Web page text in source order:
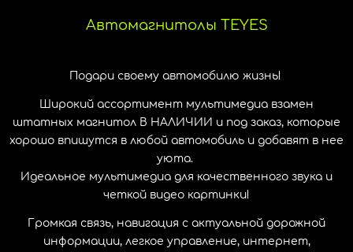
Автомагнитолы TEYES
Подари своему автомобилю жизнь!
Широкий ассортимент мультимедиа взамен
штатных магнитол В НАЛИЧИИ и под заказ, которые
хорошо впишутся в любой автомобиль и добавят в нее
уюта.
Идеальное мультимедиа для качественного звука и
четкой видео картинки!
Громкая связь, навигация с актуальной дорожной
информации, легкое управление, интернет,